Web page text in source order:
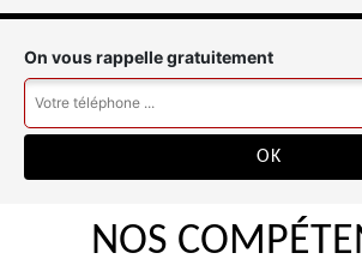
On vous rappelle gratuitement
NOS